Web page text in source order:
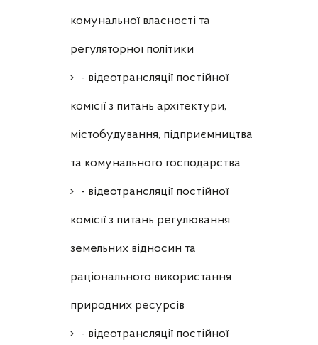
комунальної власності та
регуляторної політики
- відеотрансляції постійної
комісії з питань архітектури,
містобудування, підприємництва
та комунального господарства
- відеотрансляції постійної
комісії з питань регулювання
земельних відносин та
раціонального використання
природних ресурсів
- відеотрансляції постійної